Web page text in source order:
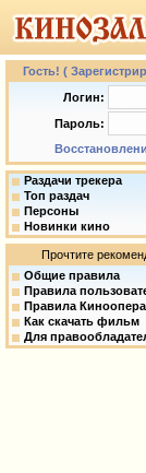
Гость! (
Логин:
Пароль:
Раздачи трекера
Топ раздач
Персоны
Новинки кино
Прочтите
Общие правила
Правила
Правила
Как скачать фильм
Для